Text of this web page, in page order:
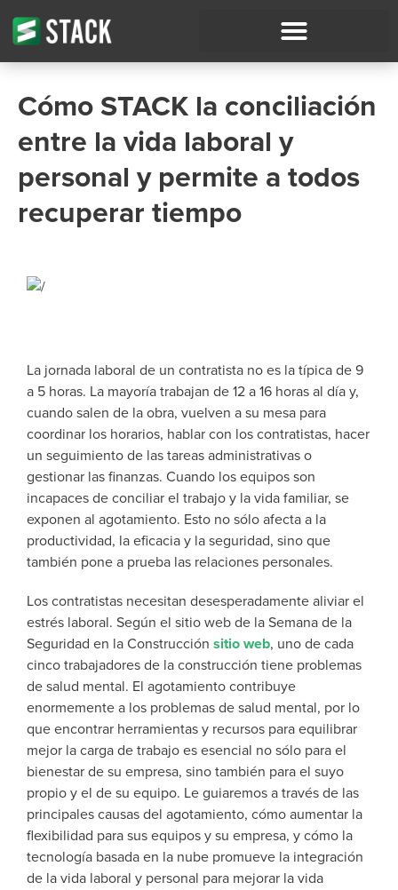
Cómo STACK la conciliación
entre la vida laboral y
personal y permite a todos
recuperar tiempo
La jornada laboral de un contratista no es la típica de 9
a 5 horas. La mayoría trabajan de 12 a 16 horas al día y,
cuando salen de la obra, vuelven a su mesa para
coordinar los horarios, hablar con los contratistas, hacer
un seguimiento de las tareas administrativas o
gestionar las finanzas. Cuando los equipos son
incapaces de conciliar el trabajo y la vida familiar, se
exponen al agotamiento. Esto no sólo afecta a la
productividad, la eficacia y la seguridad, sino que
también pone a prueba las relaciones personales.
Los contratistas necesitan desesperadamente aliviar el
estrés laboral. Según el sitio web de la Semana de la
Seguridad en la Construcción sitio web, uno de cada
cinco trabajadores de la construcción tiene problemas
de salud mental. El agotamiento contribuye
enormemente a los problemas de salud mental, por lo
que encontrar herramientas y recursos para equilibrar
mejor la carga de trabajo es esencial no sólo para el
bienestar de su empresa, sino también para el suyo
propio y el de su equipo. Le guiaremos a través de las
principales causas del agotamiento, cómo aumentar la
flexibilidad para sus equipos y su empresa, y cómo la
tecnología basada en la nube promueve la integración
de la vida laboral y personal para mejorar la vida